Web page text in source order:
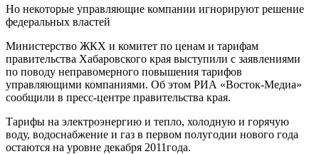
Но некоторые управляющие компании игнорируют решение
федеральных властей
Министерство ЖКХ и комитет по ценам и тарифам
правительства Хабаровского края выступили с заявлениями
по поводу неправомерного повышения тарифов
управляющими компаниями. Об этом РИА «Восток-Медиа»
сообщили в пресс-центре правительства края.
Тарифы на электроэнергию и тепло, холодную и горячую
воду, водоснабжение и газ в первом полугодии нового года
остаются на уровне декабря 2011года.